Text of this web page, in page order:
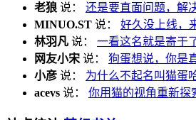
老狼 说： 还是要直面问题，解
MINUO.ST 说： 好久没上线，
林羽凡 说： 一看这名就是寄于
网友小宋 说： 狗蛋想说，你是
小彦 说： 为什么不起名叫猫蛋
acevs 说： 你用猫的视角重新探